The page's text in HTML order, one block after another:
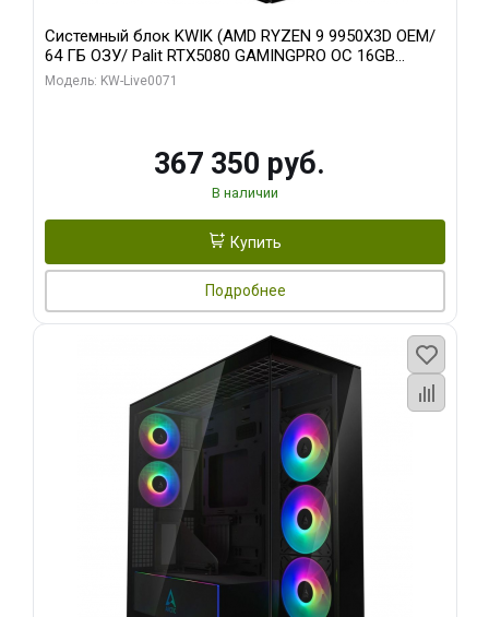
Системный блок KWIK (AMD RYZEN 9 9950X3D OEM/
64 ГБ ОЗУ/ Palit RTX5080 GAMINGPRO OC 16GB
GDDR7 256bit 3xDP HD/ 960 ГБ SSD)
Модель: KW-Live0071
367 350 руб.
В наличии
Купить
Подробнее